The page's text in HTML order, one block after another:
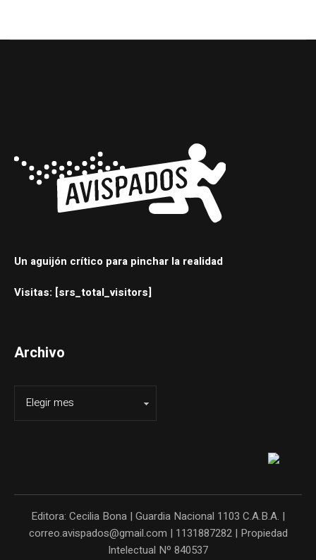
Un aguijón crítico para pinchar la realidad
Visitas: [srs_total_visitors]
Archivo
Editora: Cecilia Bona | Guardia Nacional 1103 C.A.B.A. |
correo.avispados@gmail.com | 1131887282 | Propiedad
Intelectual Nº 840537